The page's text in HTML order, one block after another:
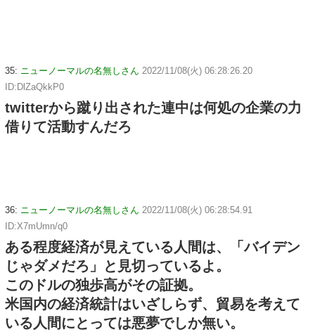
35: ニューノーマルの名無しさん 2022/11/08(火) 06:28:26.20
ID:DlZaQkkP0
twitterから蹴り出された連中は何処の企業の力
借りて活動すんだろ
36: ニューノーマルの名無しさん 2022/11/08(火) 06:28:54.91
ID:X7mUmn/q0
ある程度経済が見えている人間は、「バイデン
じゃダメだろ」と見切っているよ。
このドルの独歩高がその証拠。
米国内の経済統計はいざしらず、貿易を考えて
いる人間にとっては悪夢でしか無い。